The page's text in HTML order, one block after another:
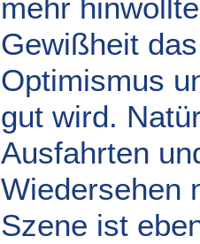
mehr
Gewißheit
Optimismus
gut wird.
Ausfahrten
Wiedersehen
Szene ist